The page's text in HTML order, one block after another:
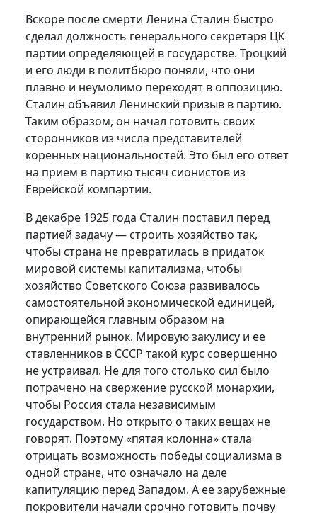
Вскоре после смерти Ленина Сталин быстро
сделал должность генерального секретаря ЦК
партии определяющей в государстве. Троцкий
и его люди в политбюро поняли, что они
плавно и неумоли­мо переходят в оппозицию.
Сталин объявил Ленинский призыв в партию.
Таким образом, он начал готовить своих
сторонников из числа представителей
коренных национальностей. Это был его ответ
на прием в партию тысяч сионистов из
Еврейской компартии.
В декабре 1925 года Сталин поставил перед
партией задачу — строить хозяйство так,
чтобы страна не превратилась в придаток
мировой системы капитализма, чтобы
хозяйство Советского Союза развивалось
самостоятельной экономической единицей,
опирающейся главным образом на
внутренний рынок. Мировую закулису и ее
ставленников в СССР такой курс совершенно
не устраивал. Не для того столько сил было
потрачено на свержение русской монархии,
чтобы Россия стала независимым
государством. Но открыто о таких вещах не
говорят. Поэтому «пятая колонна» стала
отрицать возможность победы социализма в
одной стране, что означало на деле
капитуляцию перед Западом. А ее зарубежные
покровители начали срочно готовить почву